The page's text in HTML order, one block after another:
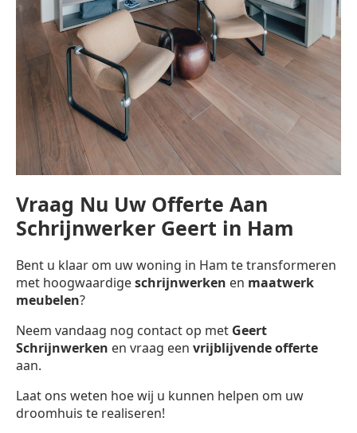
Vraag Nu Uw Offerte Aan
Schrijnwerker Geert in Ham
Bent u klaar om uw woning in Ham te transformeren
met hoogwaardigeschrijnwerken en maatwerk
meubelen?
Neem vandaag nog contact op met Geert
Schrijnwerken en vraag een vrijblijvende offerte
aan.
Laat ons weten hoe wij u kunnen helpen om uw
droomhuis te realiseren!